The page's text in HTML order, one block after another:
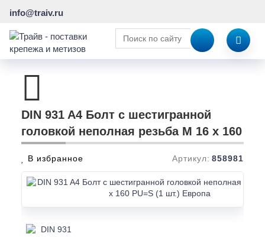
info@traiv.ru
DIN 931 A4 Болт с шестигранной
головкой неполная резьба M 16 x 160
В избранное Артикул: 858981